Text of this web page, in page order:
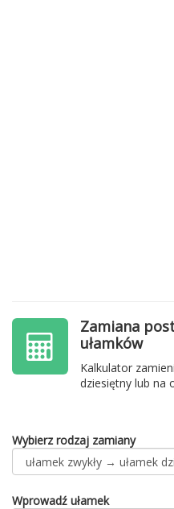
Zamiana
ułamków
Kalkulator
dziesiętny lub na
Wybierz rodzaj zamiany
Wprowadź ułamek